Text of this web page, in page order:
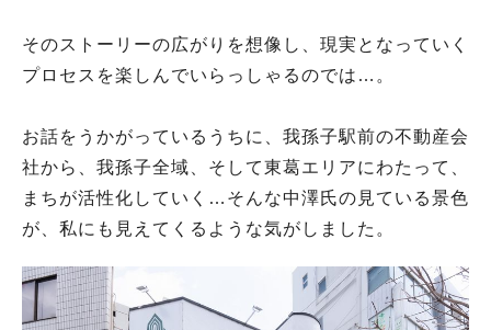
そのストーリーの広がりを想像し、現実となっていく
プロセスを楽しんでいらっしゃるのでは…。
お話をうかがっているうちに、我孫子駅前の不動産会
社から、我孫子全域、そして東葛エリアにわたって、
まちが活性化していく…そんな中澤氏の見ている景色
が、私にも見えてくるような気がしました。